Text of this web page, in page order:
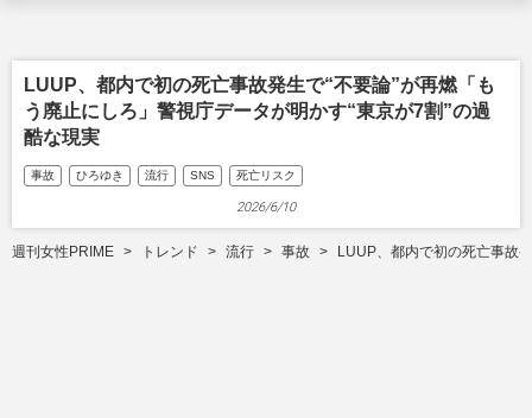
LUUP、都内で初の死亡事故発生で“不要論”が再燃「も
う廃止にしろ」警視庁データが明かす“東京が7割”の過
酷な現実
事故 ひろゆき 流行 SNS 死亡リスク
2026/6/10
週刊女性PRIME トレンド 流行 事故 LUUP、都内で初の死亡事故